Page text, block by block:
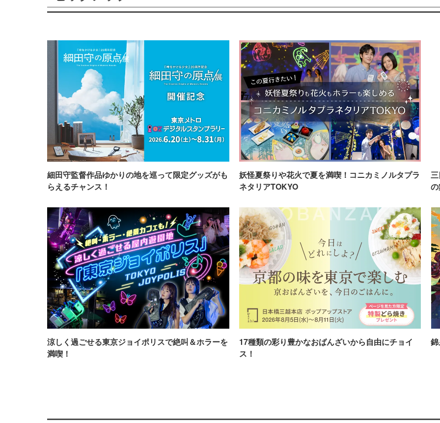
細田守監督作品ゆかりの地を巡って限定グッズがも
らえるチャンス！
妖怪夏祭りや花火で夏を満喫！コニカミノルタプラ
ネタリアTOKYO
涼しく過ごせる東京ジョイポリスで絶叫＆ホラーを
満喫！
17種類の彩り豊かなおばんざいから自由にチョイ
ス！